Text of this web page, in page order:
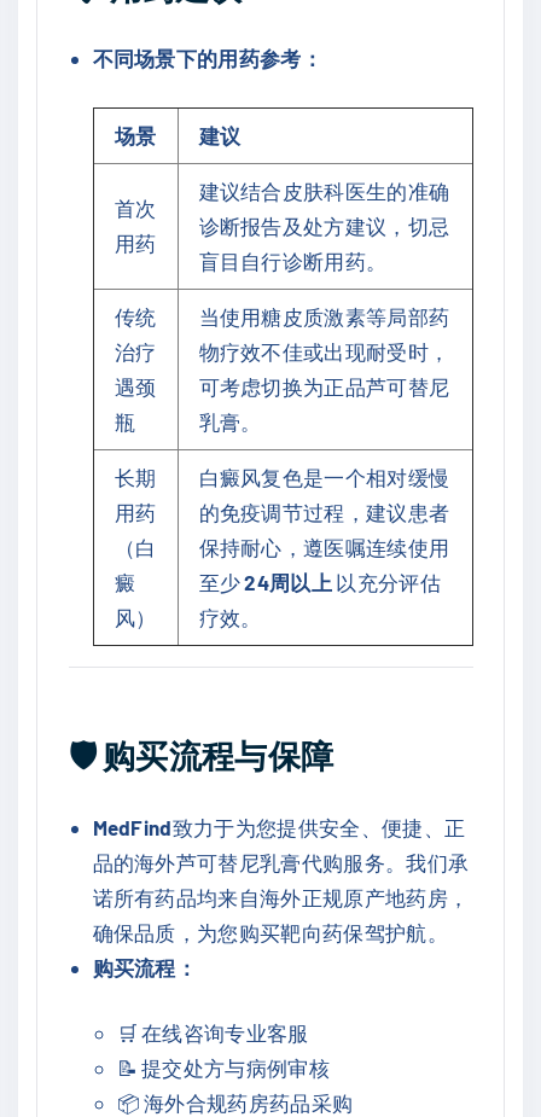
不同场景下的用药参考：
场景 建议
首次
用药
建议结合皮肤科医生的准确
诊断报告及处方建议，切忌
盲目自行诊断用药。
传统
治疗
遇颈
瓶
当使用糖皮质激素等局部药
物疗效不佳或出现耐受时，
可考虑切换为正品芦可替尼
乳膏。
长期
用药
（白
癜
风）
白癜风复色是一个相对缓慢
的免疫调节过程，建议患者
保持耐心，遵医嘱连续使用
至少24周以上 以充分评估
疗效。
🛡️购买流程与保障
MedFind致力于为您提供安全、便捷、正
品的海外芦可替尼乳膏代购服务。我们承
诺所有药品均来自海外正规原产地药房，
确保品质，为您购买靶向药保驾护航。
购买流程：
🛒 在线咨询专业客服
📝 提交处方与病例审核
📦 海外合规药房药品采购